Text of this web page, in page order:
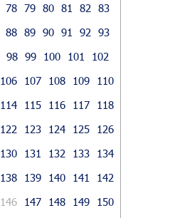
78 79 80 81 82
83
88 89 90 91 92
93
98 99 100 101
102
106 107 108 109
110
114 115 116 117
118
122 123 124 125
126
130 131 132 133
134
138 139 140 141
142
146 147 148 149
150